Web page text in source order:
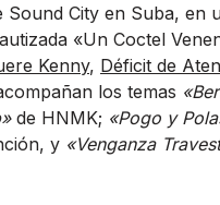
Sound City en Suba, en
«Un Coctel
Kenny, Déficit de
los temas
de HNMK; «Pogo y
y «Venganza